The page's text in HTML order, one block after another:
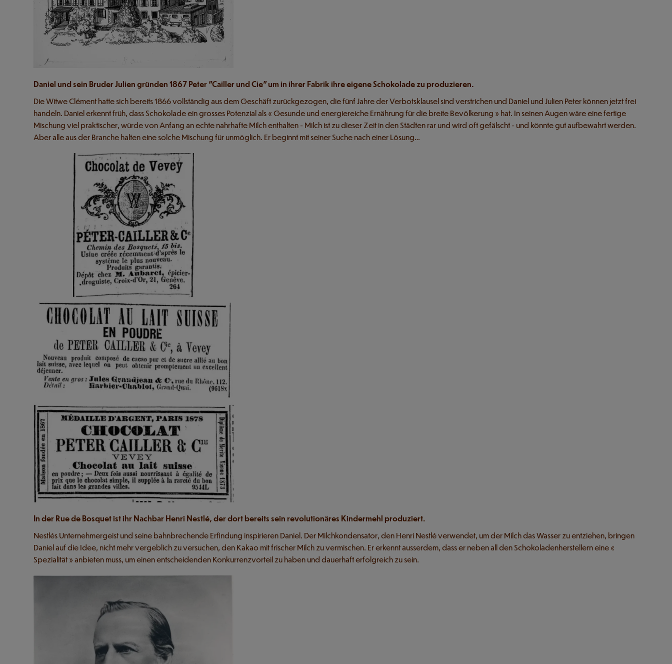
Daniel und sein Bruder Julien gründen 1867 Peter "Cailler und Cie" um in ihrer Fabrik ihre eigene Schokolade zu produzieren.
Die Witwe Clément hatte sich bereits 1866 vollständig aus dem Geschäft zurückgezogen, die fünf Jahre der Verbotsklausel sind verstrichen und Daniel und Julien Peter können jetzt frei
handeln. Daniel erkennt früh, dass Schokolade ein grosses Potenzial als « Gesunde und energiereiche Ernährung für die breite Bevölkerung » hat. In seinen Augen wäre eine fertige
Mischung viel praktischer, würde von Anfang an echte nahrhafte Milch enthalten - Milch ist zu dieser Zeit in den Städten rar und wird oft gefälscht - und könnte gut aufbewahrt werden.
Aber alle aus der Branche halten eine solche Mischung für unmöglich. Er beginnt mit seiner Suche nach einer Lösung…
In der Rue de Bosquet ist ihr Nachbar Henri Nestlé, der dort bereits sein revolutionäres Kindermehl produziert.
Nestlés Unternehmergeist und seine bahnbrechende Erfindung inspirieren Daniel. Der Milchkondensator, den Henri Nestlé verwendet, um der Milch das Wasser zu entziehen, bringen
Daniel auf die Idee, nicht mehr vergeblich zu versuchen, den Kakao mit frischer Milch zu vermischen. Er erkennt ausserdem, dass er neben all den Schokoladenherstellern eine «
Spezialität » anbieten muss, um einen entscheidenden Konkurrenzvorteil zu haben und dauerhaft erfolgreich zu sein.